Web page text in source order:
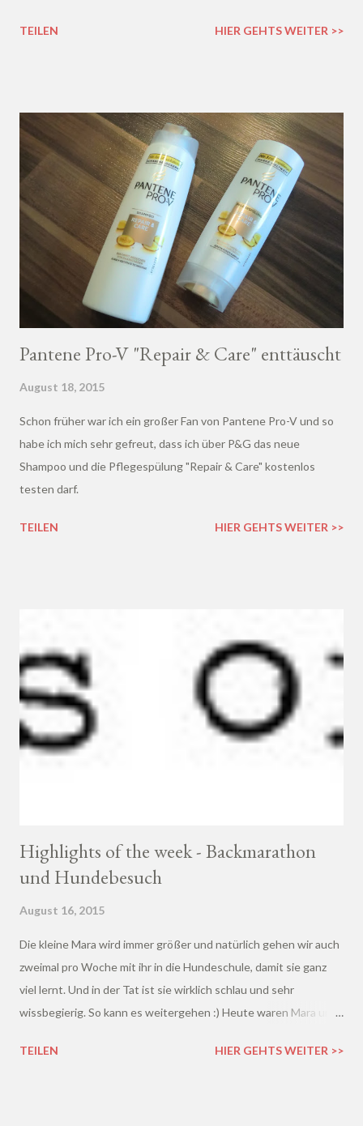
TEILEN HIER GEHTS WEITER >>
Pantene Pro-V "Repair & Care" enttäuscht
August 18, 2015
Schon früher war ich ein großer Fan von Pantene Pro-V und so
habe ich mich sehr gefreut, dass ich über P&G das neue
Shampoo und die Pflegespülung "Repair & Care" kostenlos
testen darf.
TEILEN HIER GEHTS WEITER >>
Highlights of the week - Backmarathon
und Hundebesuch
August 16, 2015
Die kleine Mara wird immer größer und natürlich gehen wir auch
zweimal pro Woche mit ihr in die Hundeschule, damit sie ganz
viel lernt. Und in der Tat ist sie wirklich schlau und sehr
wissbegierig. So kann es weitergehen :) Heute waren Mara und
Hamburg unterwegs war. Und nebenbei musste ich auch noch
TEILEN HIER GEHTS WEITER >>